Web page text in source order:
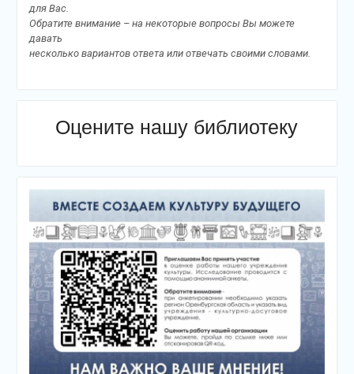
для Вас.
Обратите внимание – на некоторые вопросы Вы можете
давать
несколько вариантов ответа или отвечать своими словами.
Оцените нашу библиотеку